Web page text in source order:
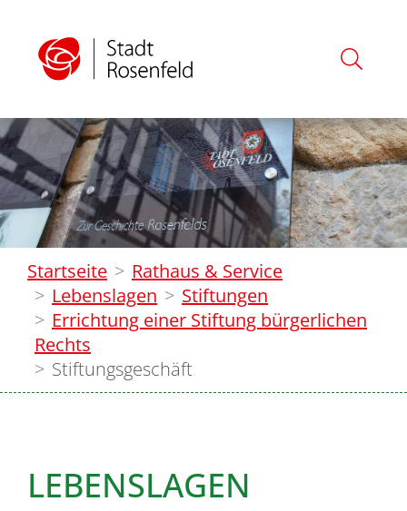
Startseite
Rathaus & Service
Lebenslagen
Stiftungen
Errichtung einer Stiftung bürgerlichen
Rechts
Stiftungsgeschäft
LEBENSLAGEN